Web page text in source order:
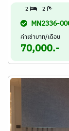
2 2
MN2336-
ค่าเช่าบาท/เดือน
70,000.-